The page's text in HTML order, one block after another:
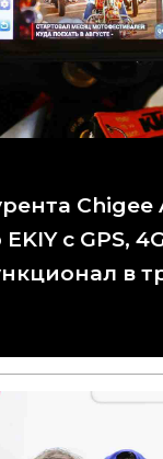
Chigee
с GPS,
в